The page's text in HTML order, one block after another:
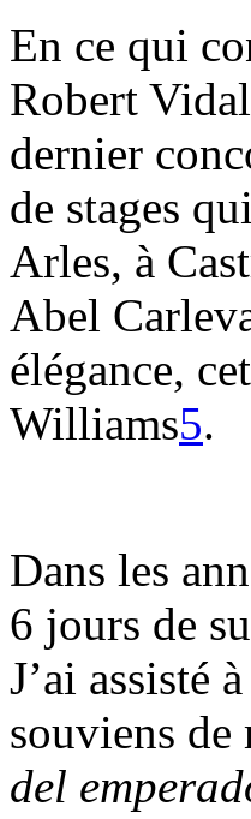
En ce qui
Robert Vidal
dernier
de stages
Arles, à
Abel
élégance,
Williams5.
Dans les
6 jours de
J’ai assisté
souviens
del